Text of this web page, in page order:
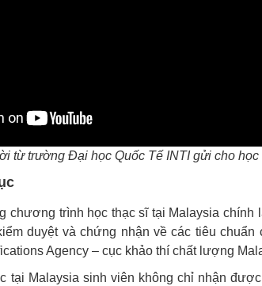
từ trường Đại học Quốc Tế INTI gửi cho
chương trình học thạc sĩ tại Malaysia
duyệt và chứng nhận về các tiêu
Agency – cục khảo thí chất lượng
tại Malaysia sinh viên không chỉ nhận